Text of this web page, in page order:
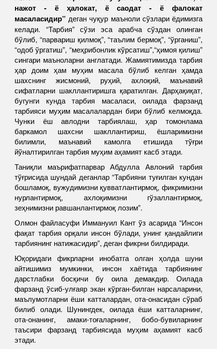
нажот - ё ҳалокат, ё саодат - ё фалокат
масаласидир” деган чуқур маъноли сўзлари ёдимизга
келади. “Тарбия” сўзи эса арабча сўздан олинган
бўлиб, “парвариш қилмоқ”, “таълим бермоқ”, “ўрганиш”,
“одоб ўргатиш”, “меҳрибонлик кўрсатиш”,“ҳимоя қилиш”
сингари маъноларни англатади. Жамиятимизда тарбия
ҳар доим ҳам муҳим масала бўлиб келган ҳамда
шахснинг жисмоний, руҳий, ахлоқий, маънавий
сифатларни шакллантиришга қаратилган. Дарҳақиқат,
бугунги кунда тарбия масаласи, оилада фарзанд
тарбияси муҳим масалалардан бири бўлиб келмоқда.
Чунки ёш авлодни тарбиялаш, ҳар томонлама
баркамол шахсни шакллантириш, ёшларимизни
билимли, маънавий камолга етишида тўғри
йўналтирилган тарбия муҳим аҳамият касб этади.
Таниқли маърифатпарвар Абдулла Авлоний тарбия
тўғрисида шундай деганлар “Тарбияни туғилган кундан
бошламоқ, вужудимизни қувватлантирмоқ, фикримизни
нурлантирмоқ, ахлоқимизни гўзаллантирмоқ,
зеҳнимизни равшанлантирмоқ лозим”.
Олмон файласуфи Иммануил Кант ўз асарида “Инсон
фақат тарбия орқали инсон бўлади, унинг қандайлиги
тарбиянинг натижасидир”, деган фикрни билдиради.
Юқоридаги фикрларни инобатга олган ҳолда шуни
айтишимиз мумкинки, инсон хаётида тарбиянинг
дарстлабки босқичи бу оила демакдир. Оилада
фарзанд ўсиб-улғаяр экан кўрган-билган нарсаларини,
маълумотларни ёши катталардан, ота-онасидан сўраб
билиб олади. Шунингдек, оилада ёши катталарнинг,
ота-онанинг, амаки-тоғаларнинг, бобо-бувиларнинг
таъсири фарзанд тарбиясида муҳим аҳамият касб
этади.